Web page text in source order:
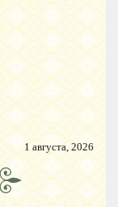
1 августа, 2026